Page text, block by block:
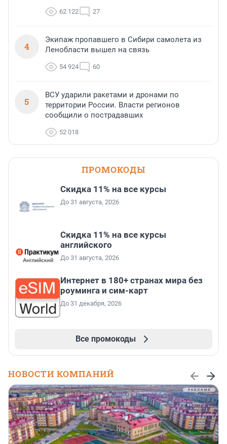
62 122 27
4
Экипаж пропавшего в Сибири самолета из
Ленобласти вышел на связь
54 924 60
5
ВСУ ударили ракетами и дронами по
территории России. Власти регионов
сообщили о пострадавших
52 018
ПРОМОКОДЫ
Скидка 11% на все курсы
До 31 августа, 2026
Скидка 11% на все курсы
английского
До 31 августа, 2026
Интернет в 180+ странах мира без
роуминга и сим-карт
До 31 декабря, 2026
Все промокоды
НОВОСТИ КОМПАНИЙ